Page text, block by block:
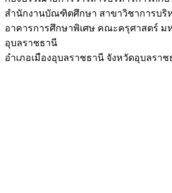
สำนักงานบัณฑิตศึกษา สาขาวิชาการบริ
อาคารการศึกษาพิเศษ คณะครุศาสตร์ ม
อุบลราชธานี
อำเภอเมืองอุบลราชธานี จังหวัดอุบลราช